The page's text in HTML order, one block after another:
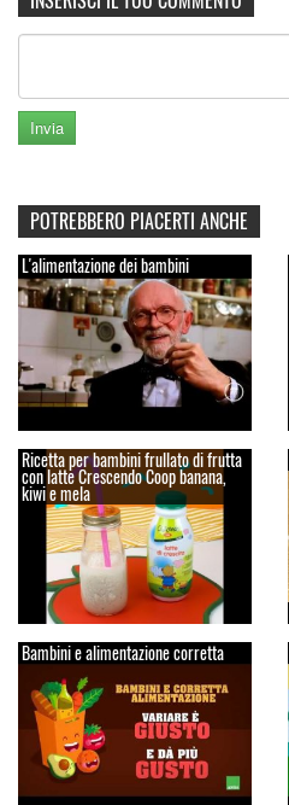
POTREBBERO PIACERTI ANCHE
L'alimentazione dei bambini
Ricetta per bambini frullato di frutta
con latte Crescendo Coop banana,
kiwi e mela
Bambini e alimentazione corretta